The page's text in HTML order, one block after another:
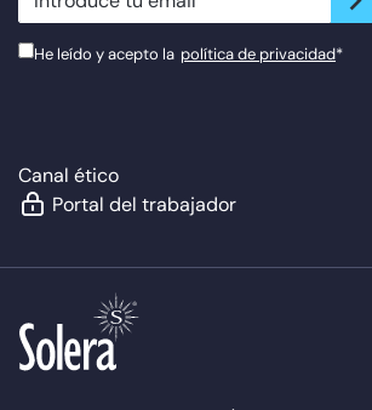
He leído y acepto la política de privacidad*
Canal ético
Portal del trabajador